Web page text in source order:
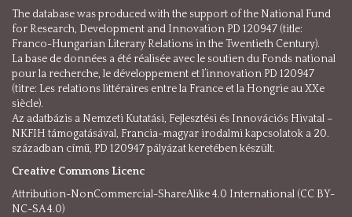
The database was produced with the support of the National Fund
for Research, Development and Innovation PD 120947 (title:
Franco-Hungarian Literary Relations in the Twentieth Century).
La base de données a été réalisée avec le soutien du Fonds national
pour la recherche, le développement et l’innovation PD 120947
(titre: Les relations littéraires entre la France et la Hongrie au XXe
siècle).
Az adatbázis a Nemzeti Kutatási, Fejlesztési és Innovációs Hivatal –
NKFIH támogatásával, Francia-magyar irodalmi kapcsolatok a 20.
században című, PD 120947 pályázat keretében készült.
Creative Commons Licenc
Attribution-NonCommercial-ShareAlike 4.0 International (CC BY-
NC-SA 4.0)